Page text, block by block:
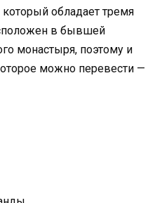
обладает тремя
в бывшей
монастыря, поэтому и
можно перевести —